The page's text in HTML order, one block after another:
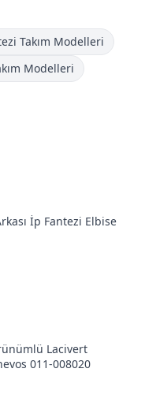
Takım Modelleri
Modelleri
İp Fantezi Elbise
Lacivert
011-008020